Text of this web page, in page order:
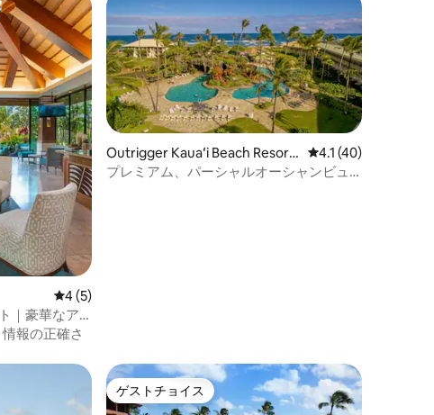
価
レビュー5件、5つ星中4つ星の平均評価
4 (5)
｜豪華なア
ン
情報の正確さ
Outrigger Kauaʻi Beach Resort
& Spa
レビュー40件、5つ
4.1 (40)
プレミアム、パーシャルオーシャンビュ
ゲストチョイス
ゲストチョイス